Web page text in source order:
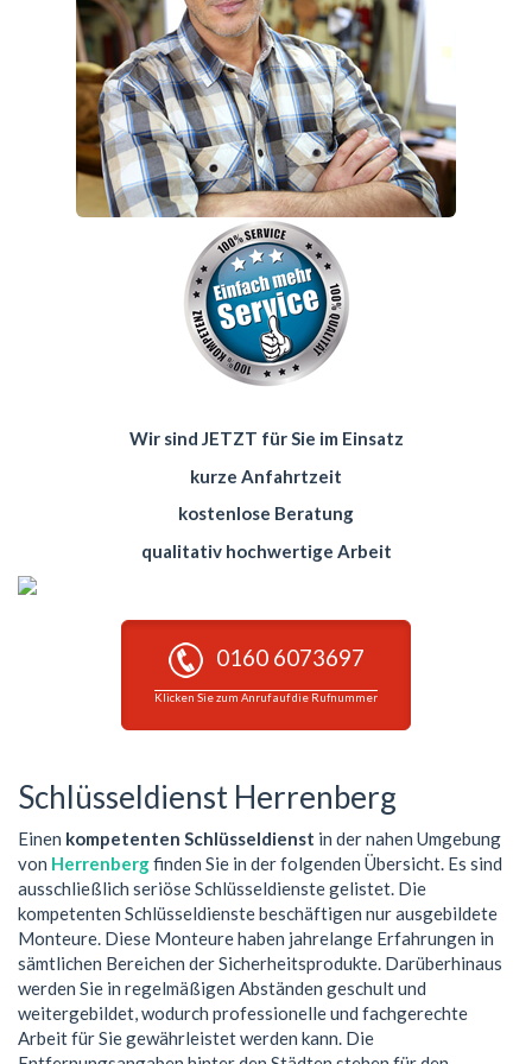
Wir sind JETZT für Sie im Einsatz
kurze Anfahrtzeit
kostenlose Beratung
qualitativ hochwertige Arbeit
0160 6073697
Klicken Sie zum Anruf auf die Rufnummer
Schlüsseldienst Herrenberg
Einen kompetenten Schlüsseldienst in der nahen Umgebung
von Herrenbergfinden Sie in der folgenden Übersicht. Es sind
ausschließlich seriöse Schlüsseldienste gelistet. Die
kompetenten Schlüsseldienste beschäftigen nur ausgebildete
Monteure. Diese Monteure haben jahrelange Erfahrungen in
sämtlichen Bereichen der Sicherheitsprodukte. Darüberhinaus
werden Sie in regelmäßigen Abständen geschult und
weitergebildet, wodurch professionelle und fachgerechte
Arbeit für Sie gewährleistet werden kann. Die